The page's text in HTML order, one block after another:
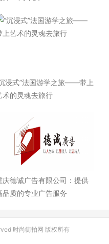
浸式”法国游学之旅——带上
术的灵魂去旅行
庆德诚广告有限公司：提供
品质的专业广告服务
时尚街拍网 版权所有